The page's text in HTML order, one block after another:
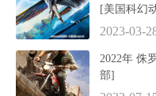
[美国科幻
2023-03-
2022年 侏罗纪世界3 [美国
部]